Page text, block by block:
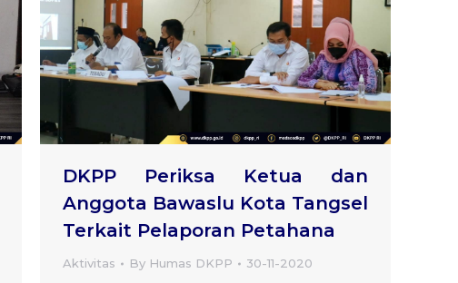
DKPP Periksa Ketua dan
Anggota Bawaslu Kota Tangsel
Terkait Pelaporan Petahana
Aktivitas By Humas DKPP 30-11-2020